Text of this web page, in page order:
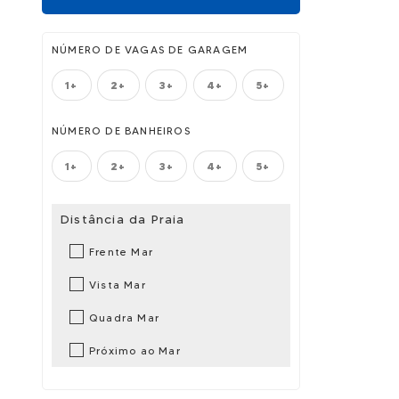
NÚMERO DE VAGAS DE GARAGEM
1+ 2+ 3+ 4+ 5+
NÚMERO DE BANHEIROS
1+ 2+ 3+ 4+ 5+
Distância da Praia
Frente Mar
Vista Mar
Quadra Mar
Próximo ao Mar